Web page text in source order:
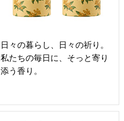
日々の暮らし、日々の祈り。
私たちの毎日に、そっと寄り
添う香り。